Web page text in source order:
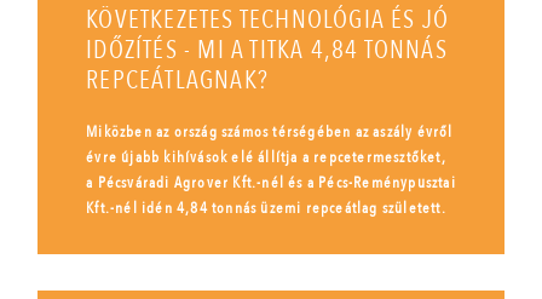
KÖVETKEZETES TECHNOLÓGIA ÉS JÓ
IDŐZÍTÉS - MI A TITKA 4,84 TONNÁS
REPCEÁTLAGNAK?
Miközben az ország számos térségében az aszály évről
évre újabb kihívások elé állítja a repcetermesztőket,
a Pécsváradi Agrover Kft.-nél és a Pécs-Reménypusztai
Kft.-nél idén 4,84 tonnás üzemi repceátlag született.